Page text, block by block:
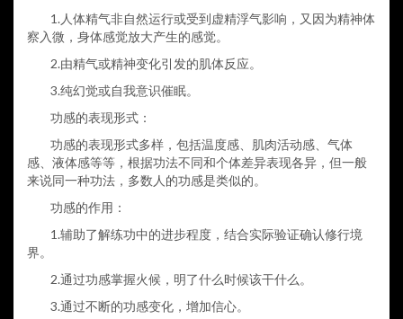
1.人体精气非自然运行或受到虚精浮气影响，又因为精神体
察入微，身体感觉放大产生的感觉。
2.由精气或精神变化引发的肌体反应。
3.纯幻觉或自我意识催眠。
功感的表现形式：
功感的表现形式多样，包括温度感、肌肉活动感、气体
感、液体感等等，根据功法不同和个体差异表现各异，但一般
来说同一种功法，多数人的功感是类似的。
功感的作用：
1.辅助了解练功中的进步程度，结合实际验证确认修行境
界。
2.通过功感掌握火候，明了什么时候该干什么。
3.通过不断的功感变化，增加信心。